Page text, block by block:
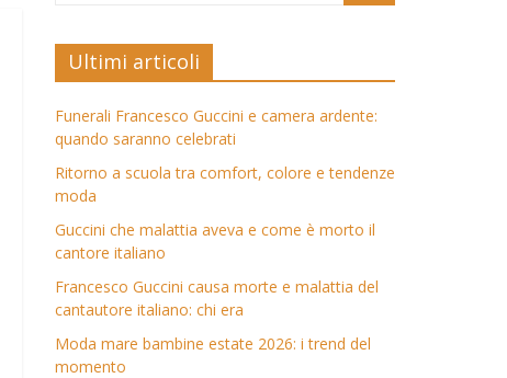
Ultimi articoli
Funerali Francesco Guccini e camera ardente:
quando saranno celebrati
Ritorno a scuola tra comfort, colore e tendenze
moda
Guccini che malattia aveva e come è morto il
cantore italiano
Francesco Guccini causa morte e malattia del
cantautore italiano: chi era
Moda mare bambine estate 2026: i trend del
momento